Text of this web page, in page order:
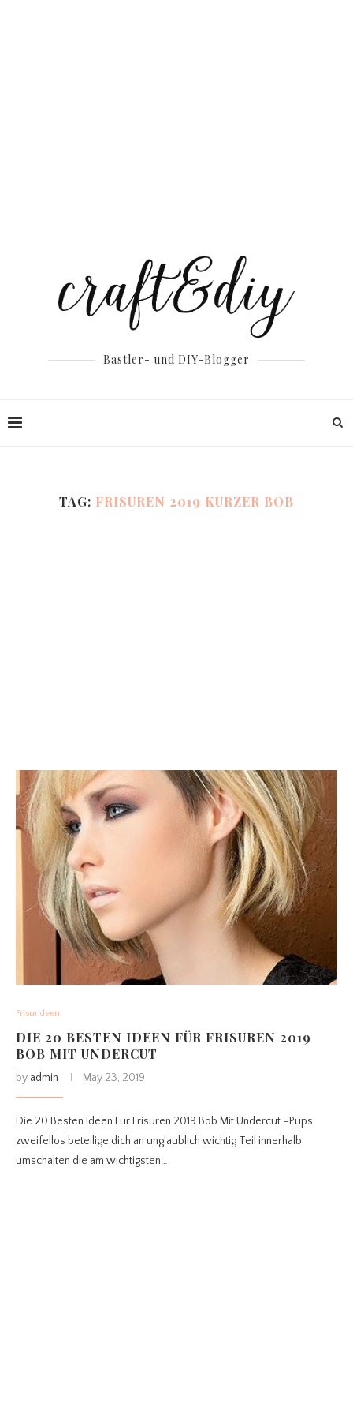
Bastler- und DIY-Blogger
TAG: FRISUREN 2019 KURZER BOB
Frisurideen
DIE 20 BESTEN IDEEN FÜR FRISUREN 2019
BOB MIT UNDERCUT
by admin May 23, 2019
Die 20 Besten Ideen Für Frisuren 2019 Bob Mit Undercut –Pups
zweifellos beteilige dich an unglaublich wichtig Teil innerhalb
umschalten die am wichtigsten…